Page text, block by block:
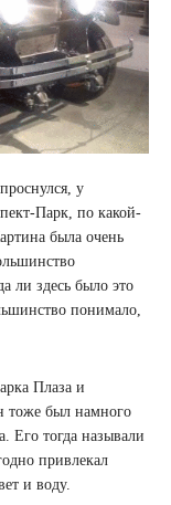
у
Парк, по какой-
была очень
ли здесь было это
понимало,
Плаза и
тоже был намного
Его тогда называли
привлекал
и воду.